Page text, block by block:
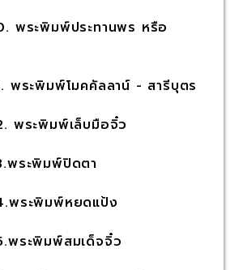
มพ์ประทานพร หรือ
พ์โมคคัลลาน์ - สารีบุตร
มพ์เล็บมือจิ๋ว
มพ์ปิดตา
มพ์หยดแป้ง
มพ์สมเด็จจิ๋ว